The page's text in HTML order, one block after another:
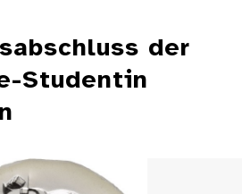
der
Studentin